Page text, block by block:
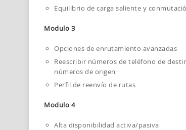
Equilibrio de carga saliente y
Modulo 3
Opciones de enrutamiento avanzadas
Reescribir números de teléfono de
números de origen
Perfil de reenvío de rutas
Modulo 4
Alta disponibilidad activa/pasiva